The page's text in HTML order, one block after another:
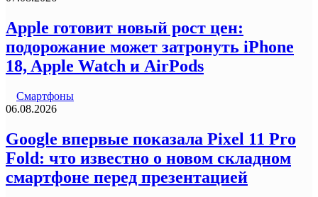
Apple готовит новый рост цен:
подорожание может затронуть iPhone
18, Apple Watch и AirPods
Смартфоны
06.08.2026
Google впервые показала Pixel 11 Pro
Fold: что известно о новом складном
смартфоне перед презентацией